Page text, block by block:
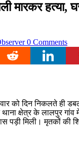
मारकर हत्या,
0 Comments
को दिन निकलते ही
क्षेत्र के लालपुर गांव
पड़ी मिली। मृतकों की